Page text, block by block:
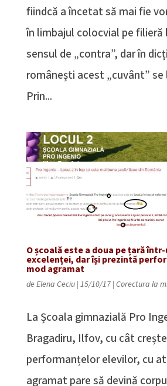
fiindcă a încetat să mai fie
în limbajul colocvial pe filieră
sensul de „contra”, dar în
românești acest „cuvânt”
Prin...
O școală este a doua pe țară
excelenței, dar își prezintă
mod agramat
deElena Ceciu| 15/10/17| Corectura la
La Școala gimnazială Pro
Bragadiru, Ilfov, cu cât
performanțelor elevilor, cu
agramat pare să devină